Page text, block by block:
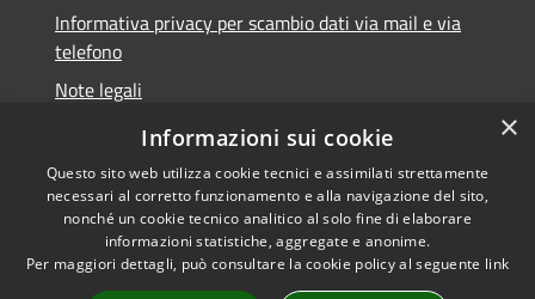
Informativa privacy per scambio dati via mail e via
telefono
Note legali
Dichiarazione di accessibilità
Accessibilità
Copyright © 2026 • Comune di
Verano Brianza • Powered by
×
Informazioni sui cookie
Questo sito web utilizza cookie tecnici e assimilati strettamente
necessari al corretto funzionamento e alla navigazione del sito,
nonché un cookie tecnico analitico al solo fine di elaborare
informazioni statistiche, aggregate e anonime.
Per maggiori dettagli, può consultare la cookie policy al seguente link